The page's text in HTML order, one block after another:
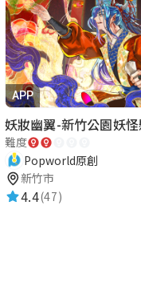
APP
妖妝幽翼-新竹公園妖
難度
Popworld原創
新竹市
4.4(47)